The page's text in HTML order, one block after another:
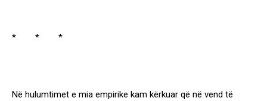
* * *
Në hulumtimet e mia empirike kam kërkuar që në vend të